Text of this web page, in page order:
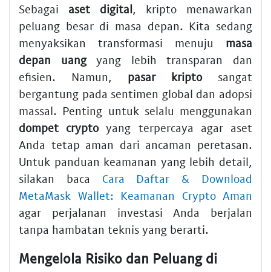
Sebagai aset digital, kripto menawarkan
peluang besar di masa depan. Kita sedang
menyaksikan transformasi menuju masa
depan uangyang lebih transparan dan
efisien. Namun, pasar kriptosangat
bergantung pada sentimen global dan adopsi
massal. Penting untuk selalu menggunakan
dompet cryptoyang terpercaya agar aset
Anda tetap aman dari ancaman peretasan.
Untuk panduan keamanan yang lebih detail,
silakan baca Cara Daftar & Download
MetaMask Wallet: Keamanan Crypto Aman
agar perjalanan investasi Anda berjalan
tanpa hambatan teknis yang berarti.
Mengelola Risiko dan Peluang di